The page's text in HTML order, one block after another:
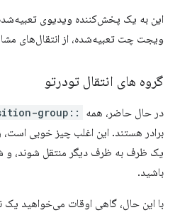
این به یک پخش‌کننده ویدیوی
ویجت چت تعبیه‌شده، از انتقال‌های
گروه های انتقال تودرتو
در حال حاضر، همه ::view-transition-group
برادر هستند. این اغلب چیز خوبی است،
یک ظرف به ظرف دیگر منتقل شوند، و
باشید.
با این حال، گاهی اوقات می‌خواهید یک